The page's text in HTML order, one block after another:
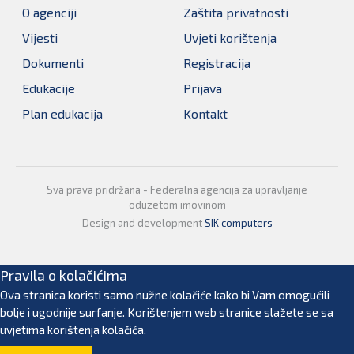
O agenciji
Vijesti
Dokumenti
Edukacije
Plan edukacija
Zaštita privatnosti
Uvjeti korištenja
Registracija
Prijava
Kontakt
Sva prava pridržana - Federalna agencija za upravljanje
oduzetom imovinom
Design and developmentSIK computers
Pravila o kolačićima
Ova stranica koristi samo nužne kolačiće kako bi Vam omogućili
bolje i ugodnije surfanje. Korištenjem web stranice slažete se sa
uvjetima korištenja kolačića.